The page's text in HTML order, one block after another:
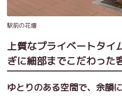
駅前の花壇
上質なプライベートタイ
ぎに細部までこだわった
ゆとりのある空間で、余韻